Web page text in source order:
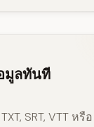
มูลทันที
SRT, VTT หรื